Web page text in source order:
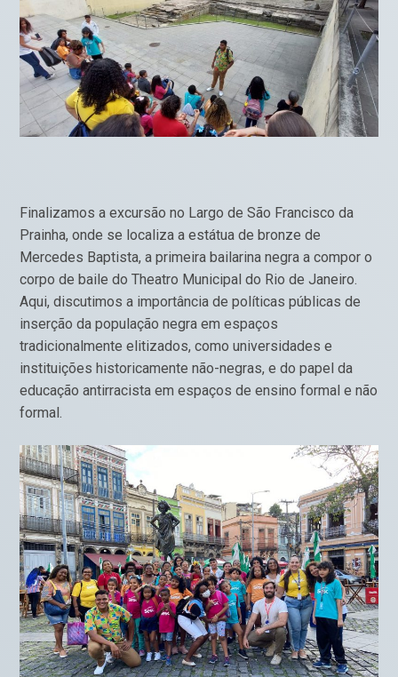
Finalizamos a excursão no Largo de São Francisco da
Prainha, onde se localiza a estátua de bronze de
Mercedes Baptista, a primeira bailarina negra a compor o
corpo de baile do Theatro Municipal do Rio de Janeiro.
Aqui, discutimos a importância de políticas públicas de
inserção da população negra em espaços
tradicionalmente elitizados, como universidades e
instituições historicamente não-negras, e do papel da
educação antirracista em espaços de ensino formal e não
formal.